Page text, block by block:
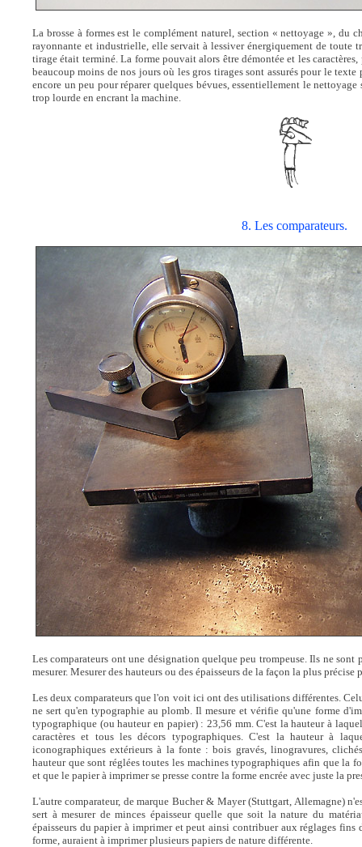
La brosse à formes est le complément naturel, section « nettoyage », du
rayonnante et industrielle, elle servait à lessiver énergiquement de toute
tirage était terminé. La forme pouvait alors être démontée et les caractères,
beaucoup moins de nos jours où les gros tirages sont assurés pour le texte
encore un peu pour réparer quelques bévues, essentiellement le
trop lourde en encrant la machine.
8. Les comparateurs.
Les comparateurs ont une désignation quelque peu trompeuse. Ils ne sont
mesurer. Mesurer des hauteurs ou des épaisseurs de la façon la plus
Les deux comparateurs que l'on voit ici ont des utilisations différentes.
ne sert qu'en typographie au plomb. Il mesure et vérifie qu'une forme
typographique (ou hauteur en papier) : 23,56 mm. C'est la hauteur à
caractères et tous les décors typographiques. C'est la hauteur à
iconographiques extérieurs à la fonte : bois gravés, linogravures,
hauteur que sont réglées toutes les machines typographiques afin que la
et que le papier à imprimer se presse contre la forme encrée avec juste la
L'autre comparateur, de marque Bucher & Mayer (Stuttgart, Allemagne)
sert à mesurer de minces épaisseur quelle que soit la nature du
épaisseurs du papier à imprimer et peut ainsi contribuer aux réglages fins
forme, auraient à imprimer plusieurs papiers de nature différente.